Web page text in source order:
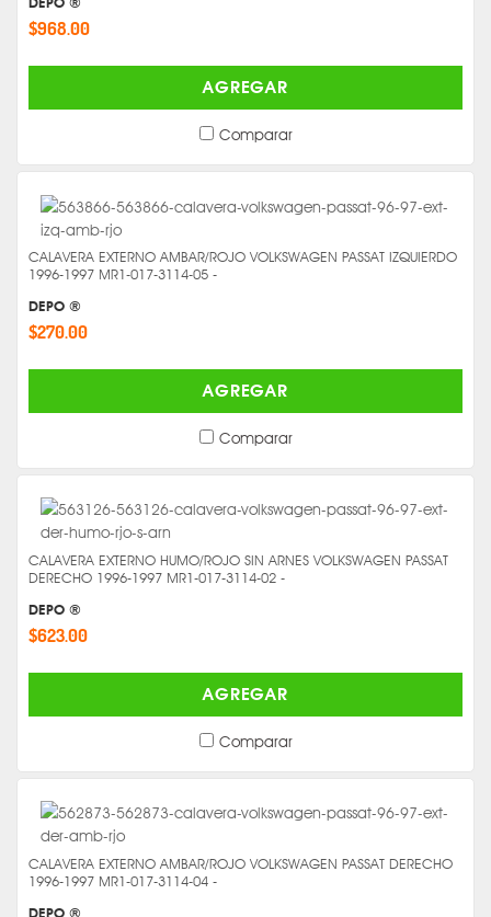
$968.00
AGREGAR
Comparar
CALAVERA EXTERNO AMBAR/ROJO VOLKSWAGEN PASSAT IZQUIERDO
1996-1997 MR1-017-3114-05 -
DEPO ®
$270.00
AGREGAR
Comparar
CALAVERA EXTERNO HUMO/ROJO SIN ARNES VOLKSWAGEN PASSAT
DERECHO 1996-1997 MR1-017-3114-02 -
DEPO ®
$623.00
AGREGAR
Comparar
CALAVERA EXTERNO AMBAR/ROJO VOLKSWAGEN PASSAT DERECHO
1996-1997 MR1-017-3114-04 -
DEPO ®